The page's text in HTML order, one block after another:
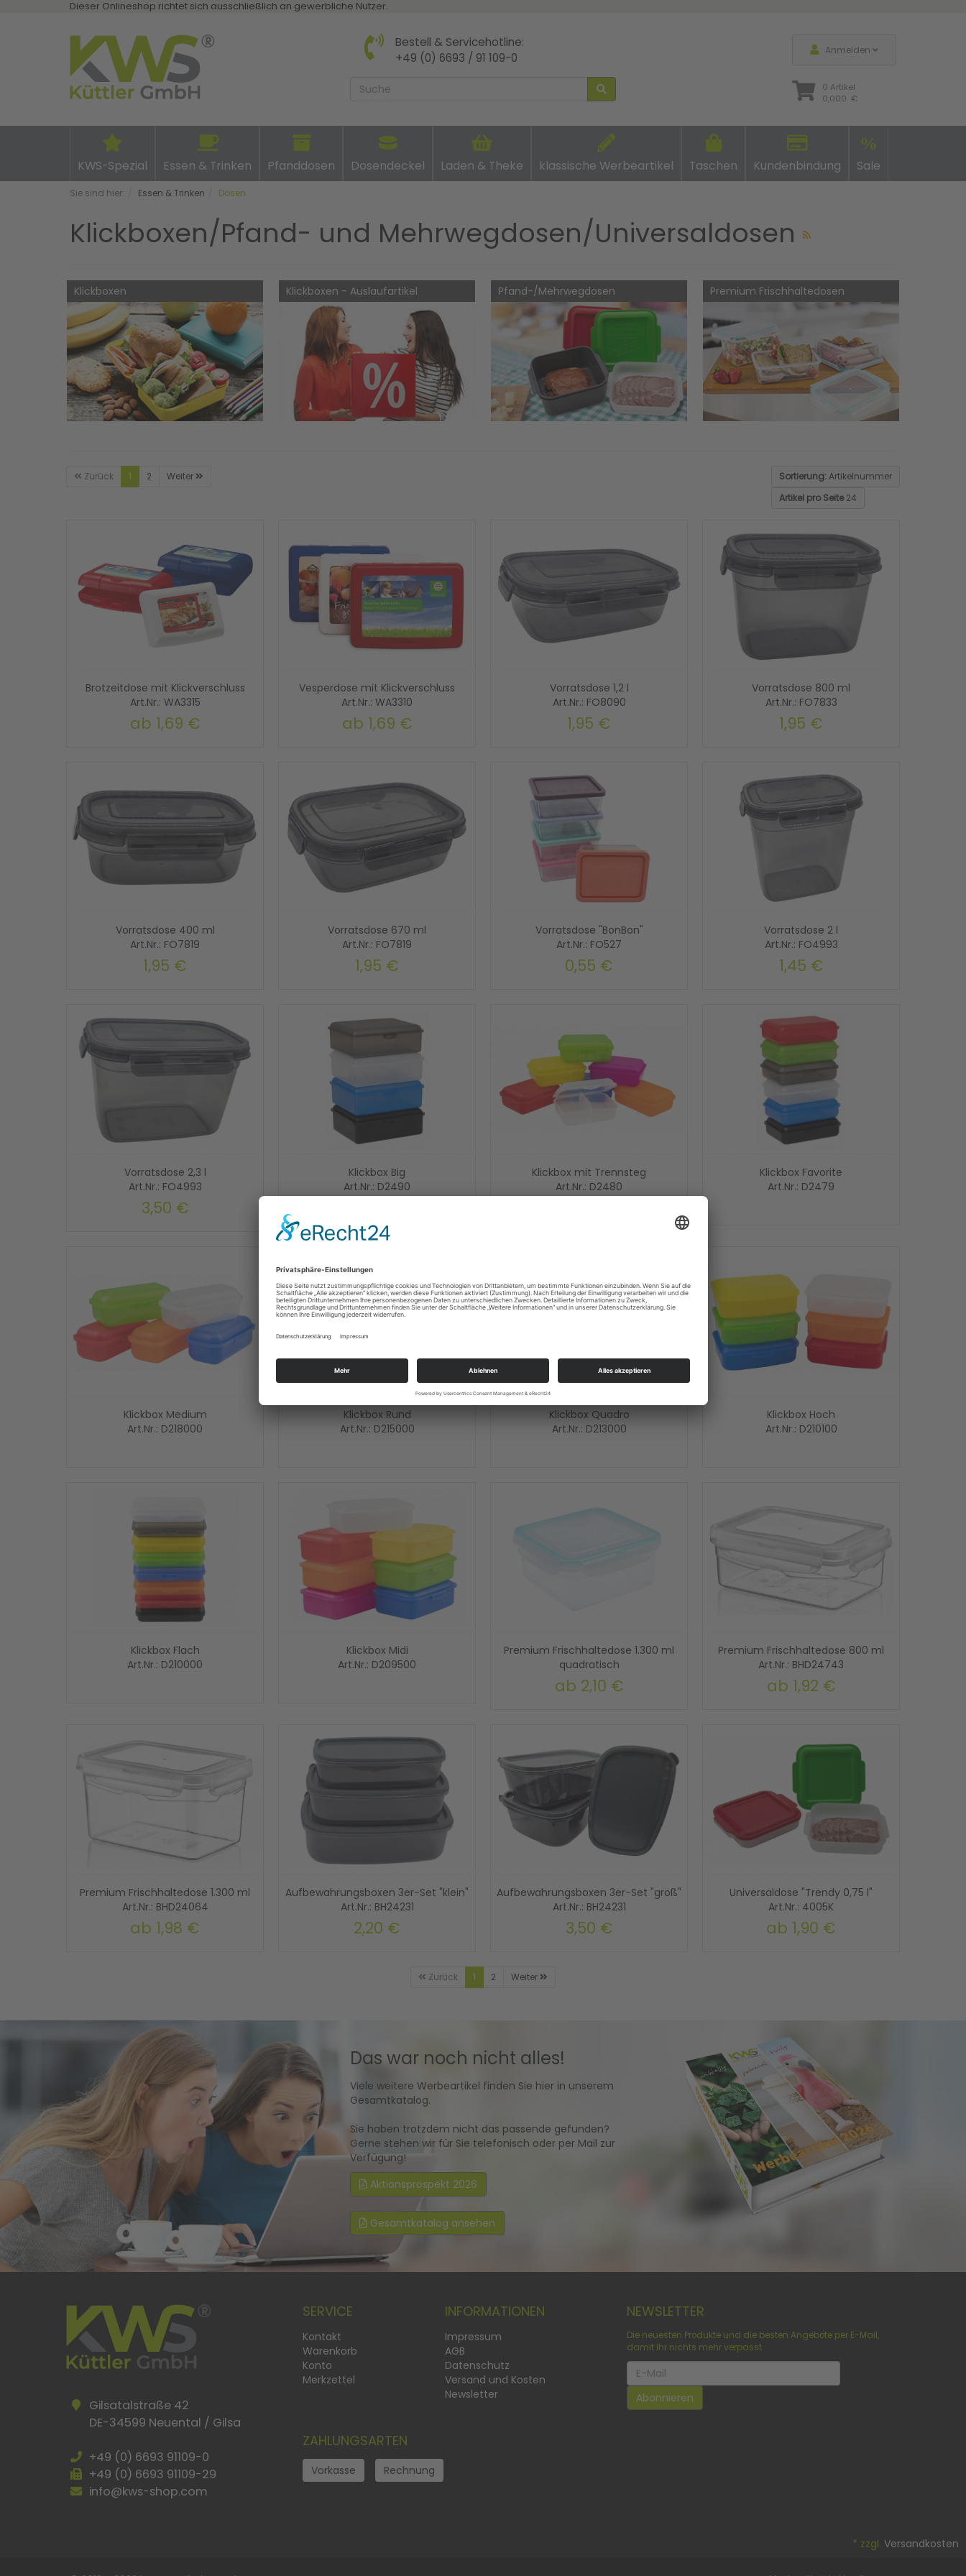
Dieser Onlineshop richtet sich ausschließlich an gewerbliche Nutzer.
Anmelden
0 Artikel
0,000 €
Bestell & Servicehotline:
+49 (0) 6693 / 91 109-0
KWS-Spezial Essen & Trinken Pfanddosen Dosendeckel Laden & Theke klassische Werbeartikel Taschen Kundenbindung
%
Sale
Sie sind hier: Essen & Trinken Dosen
Klickboxen/Pfand- und Mehrwegdosen/Universaldosen
Klickboxen Klickboxen - Auslaufartikel Pfand-/Mehrwegdosen Premium Frischhaltedosen
Zurück 1 2 Weiter Sortierung: Artikelnummer
Artikel pro Seite 24
Brotzeitdose mit Klickverschluss
Art.Nr.: WA3315
ab 1,69 €
Vesperdose mit Klickverschluss
Art.Nr.: WA3310
ab 1,69 €
Vorratsdose 1,2 l
Art.Nr.: FO8090
1,95 €
Vorratsdose 800 ml
Art.Nr.: FO7833
1,95 €
Vorratsdose 400 ml
Art.Nr.: FO7819
1,95 €
Vorratsdose 670 ml
Art.Nr.: FO7819
1,95 €
Vorratsdose "BonBon"
Art.Nr.: FO527
0,55 €
Vorratsdose 2 l
Art.Nr.: FO4993
1,45 €
Vorratsdose 2,3 l
Art.Nr.: FO4993
3,50 €
Klickbox Big
Art.Nr.: D2490
Klickbox mit Trennsteg
Art.Nr.: D2480
Klickbox Favorite
Art.Nr.: D2479
Klickbox Medium
Art.Nr.: D218000
Klickbox Rund
Art.Nr.: D215000
Klickbox Quadro
Art.Nr.: D213000
Klickbox Hoch
Art.Nr.: D210100
Klickbox Flach
Art.Nr.: D210000
Klickbox Midi
Art.Nr.: D209500
Premium Frischhaltedose 1.300 ml
quadratisch
Art.Nr.: BHD24815
ab 2,10 €
Premium Frischhaltedose 800 ml
Art.Nr.: BHD24743
ab 1,92 €
Premium Frischhaltedose 1.300 ml
Art.Nr.: BHD24064
ab 1,98 €
Aufbewahrungsboxen 3er-Set "klein"
Art.Nr.: BH24231
2,20 €
Aufbewahrungsboxen 3er-Set "groß"
Art.Nr.: BH24231
3,50 €
Universaldose "Trendy 0,75 l"
Art.Nr.: 4005K
ab 1,90 €
Zurück 1 2 Weiter
Das war noch nicht alles!
Viele weitere Werbeartikel finden Sie hier in unserem
Gesamtkatalog.
Sie haben trotzdem nicht das passende gefunden?
Gerne stehen wir für Sie telefonisch oder per Mail zur
Verfügung!
Aktionsprospekt 2026
Gesamtkatalog ansehen
Gilsatalstraße 42
DE-34599 Neuental / Gilsa
+49 (0) 6693 91109-0
+49 (0) 6693 91109-29
info@kws-shop.com
SERVICE
Kontakt
Warenkorb
Konto
Merkzettel
INFORMATIONEN
Impressum
AGB
Datenschutz
Versand und Kosten
Newsletter
ZAHLUNGSARTEN
Vorkasse Rechnung
NEWSLETTER
Die neuesten Produkte und die besten Angebote per E-Mail,
damit Ihr nichts mehr verpasst.
Newsletter
Abonnieren
* zzgl. Versandkosten